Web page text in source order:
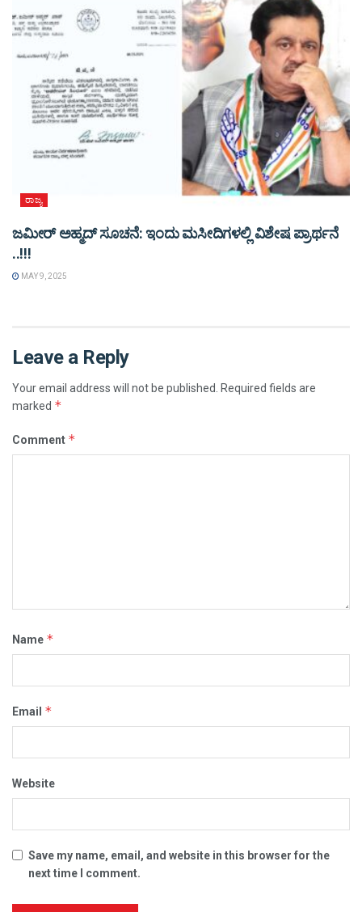
ರಾಜ್ಯ
ಜಮೀರ್ ಅಹ್ಮದ್ ಸೂಚನೆ: ಇಂದು ಮಸೀದಿಗಳಲ್ಲಿ ವಿಶೇಷ ಪ್ರಾರ್ಥನೆ
..!!!
MAY 9, 2025
Leave a Reply
Your email address will not be published. Required fields are
marked *
Comment *
Name *
Email *
Website
Save my name, email, and website in this browser for the
next time I comment.